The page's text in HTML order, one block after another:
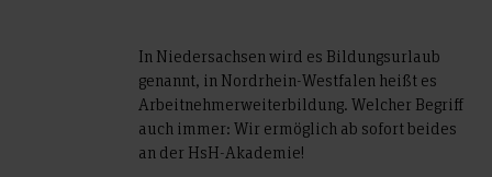
In Niedersachsen wird es Bildungsurlaub
genannt, in Nordrhein-Westfalen heißt es
Arbeitnehmerweiterbildung. Welcher Begriff
auch immer: Wir ermöglich ab sofort beides
an der HsH-Akademie!